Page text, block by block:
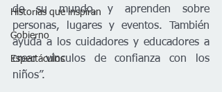
Historias que inspiran
Gobierno
Espectáculos
de su mundo, y aprenden sobre
personas, lugares y eventos. También
ayuda a los cuidadores y educadores a
crear vínculos de confianza con los
niños”.